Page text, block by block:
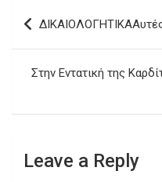
Post
navigation
ΔΙΚΑΙΟΛΟΓΗΤΙΚΑΑυτές
Στην Εντατική της
Leave a Reply